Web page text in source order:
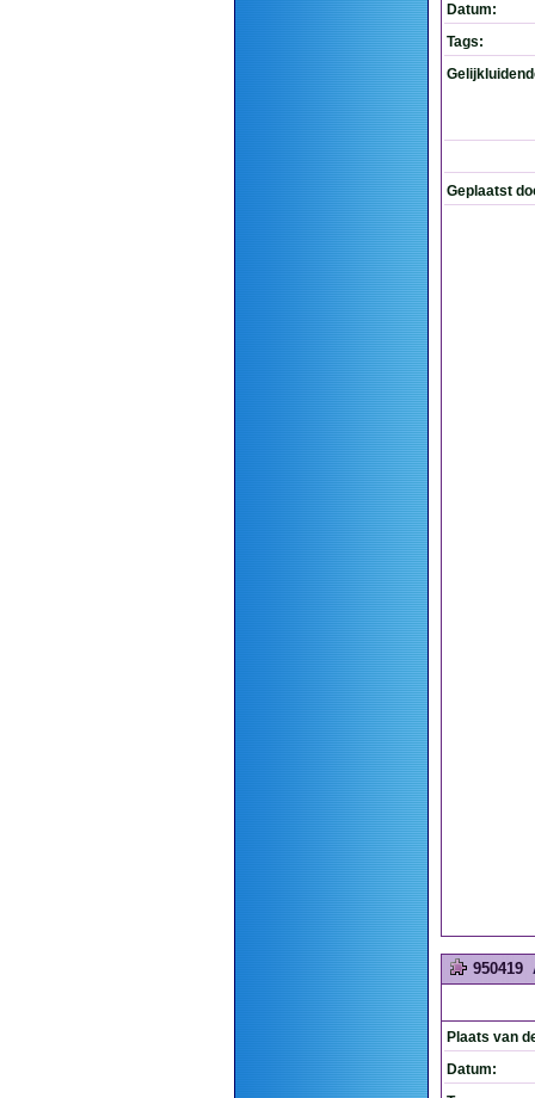
Datum:
Tags:
Geplaatst
950419
Plaats van
Datum: